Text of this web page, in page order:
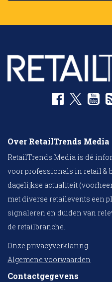
Over RetailTrends Media
RetailTrends Media is dé
voor professionals in retail &
dagelijkse actualiteit
met diverse retailevents een
signaleren en duiden van
de retailbranche.
Onze privacyverklaring
Algemene voorwaarden
Contactgegevens